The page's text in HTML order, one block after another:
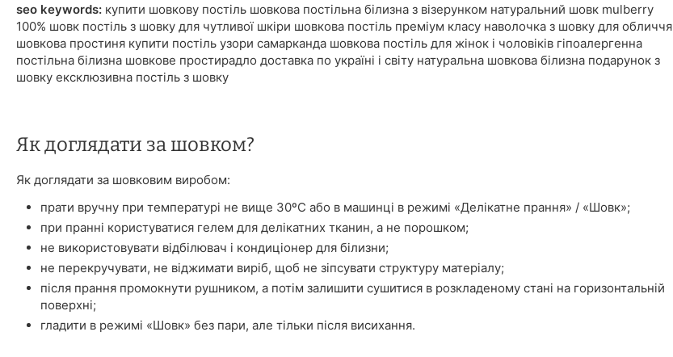
seo keywords: купити шовкову постіль шовкова постільна білизна з візерунком натуральний шовк mulberry
100% шовк постіль з шовку для чутливої шкіри шовкова постіль преміум класу наволочка з шовку для обличчя
шовкова простиня купити постіль узори самарканда шовкова постіль для жінок і чоловіків гіпоалергенна
постільна білизна шовкове простирадло доставка по україні і світу натуральна шовкова білизна подарунок з
шовку ексклюзивна постіль з шовку
Як доглядати за шовком?
Як доглядати за шовковим виробом:
прати вручну при температурі не вище 30ºС або в машинці в режимі «Делікатне прання» / «Шовк»;
при пранні користуватися гелем для делікатних тканин, а не порошком;
не використовувати відбілювач і кондиціонер для білизни;
не перекручувати, не віджимати виріб, щоб не зіпсувати структуру матеріалу;
після прання промокнути рушником, а потім залишити сушитися в розкладеному стані на горизонтальній
поверхні;
гладити в режимі «Шовк» без пари, але тільки після висихання.